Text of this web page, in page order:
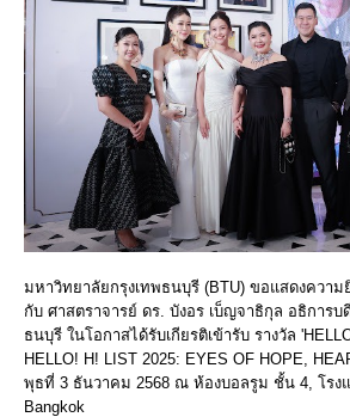
มหาวิทยาลัยกรุงเทพธนบุรี (BTU) ขอแสดงควา
กับ ศาสตราจารย์ ดร. บังอร เบ็ญจาธิกุล อธิการบ
ธนบุรี ในโอกาสได้รับเกียรติเข้ารับ รางวัล
HELLO! H! LIST 2025: EYES OF HOPE,
พุธที่ 3 ธันวาคม 2568 ณ ห้องบอลรูม ชั้น 4, โรงแ
Bangkok